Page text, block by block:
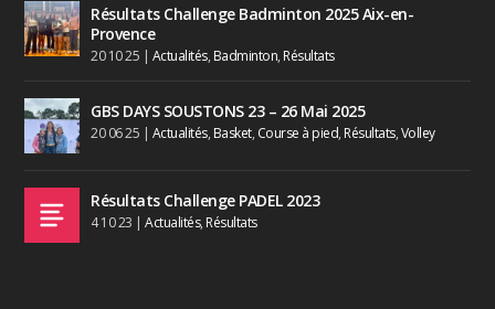
Résultats Challenge Badminton 2025 Aix-en-
Provence
20 10 25 | Actualités, Badminton, Résultats
GBS DAYS SOUSTONS 23 – 26 Mai 2025
20 06 25 | Actualités, Basket, Course à pied, Résultats,Volley
Résultats Challenge PADEL 2023
4 10 23 |Actualités, Résultats